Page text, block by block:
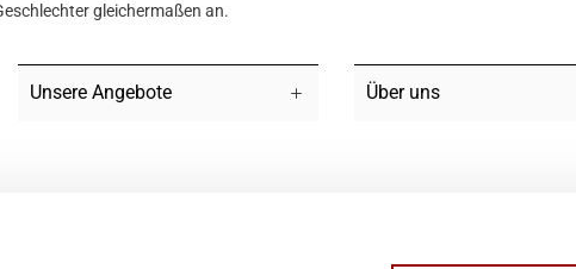
gleichermaßen an.
Unsere Angebote Über uns